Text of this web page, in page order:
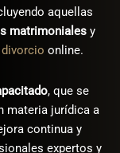
aquellas
matrimoniales y
online.
, que se
materia jurídica a
continua y
expertos y